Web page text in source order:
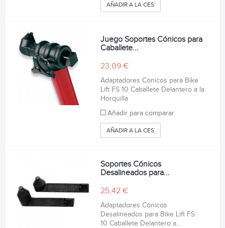
AÑADIR A LA CESTA
Juego Soportes Cónicos para
Caballete...
23,09 €
Adaptadores Cónicos para Bike
Lift FS 10 Caballete Delantero a la
Horquilla
Añadir para comparar
AÑADIR A LA CESTA
Soportes Cónicos
Desalineados para...
25,42 €
Adaptadores Cónicos
Desalineados para Bike Lift FS
10 Caballete Delantero a...